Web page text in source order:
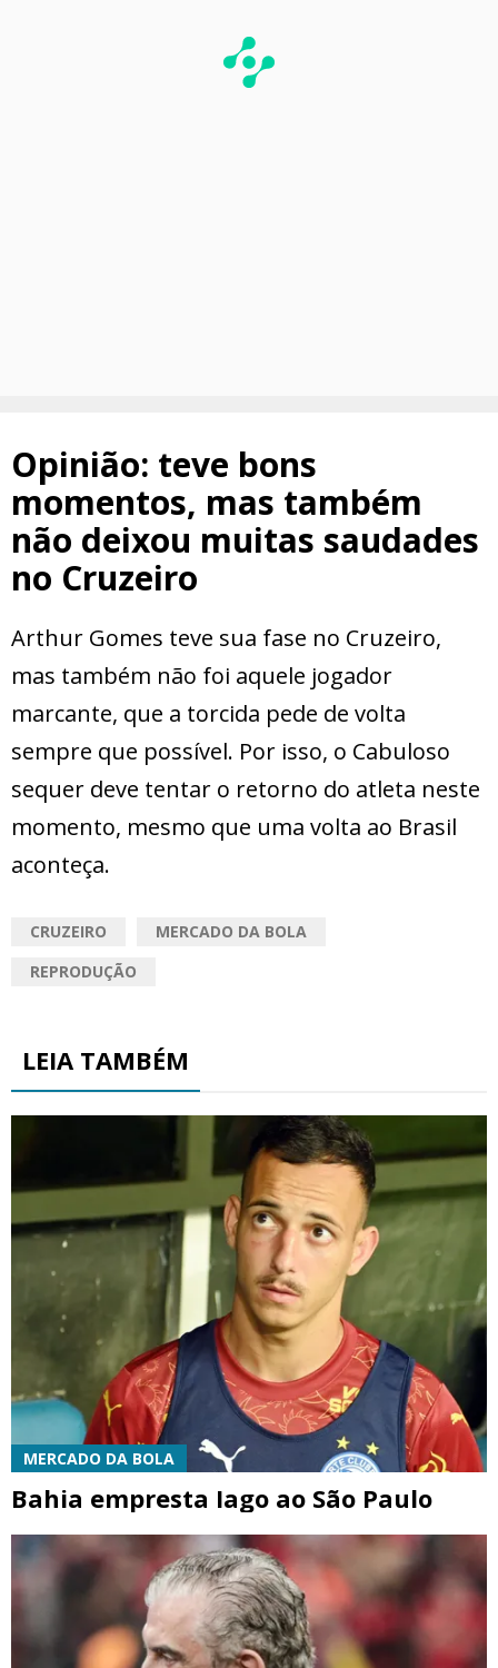
Opinião: teve bons
momentos, mas também
não deixou muitas saudades
no Cruzeiro
Arthur Gomes teve sua fase no Cruzeiro,
mas também não foi aquele jogador
marcante, que a torcida pede de volta
sempre que possível. Por isso, o Cabuloso
sequer deve tentar o retorno do atleta neste
momento, mesmo que uma volta ao Brasil
aconteça.
CRUZEIRO
MERCADO DA BOLA
REPRODUÇÃO
LEIA TAMBÉM
MERCADO DA BOLA
Bahia empresta Iago ao São Paulo